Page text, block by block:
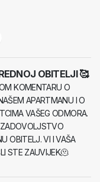
OBITELJI 🥰
KOMENTARU O
APARTMANU I O
VAŠEG ODMORA.
OBITELJ. VI I VAŠA
STE ZAUVIJEK🫠